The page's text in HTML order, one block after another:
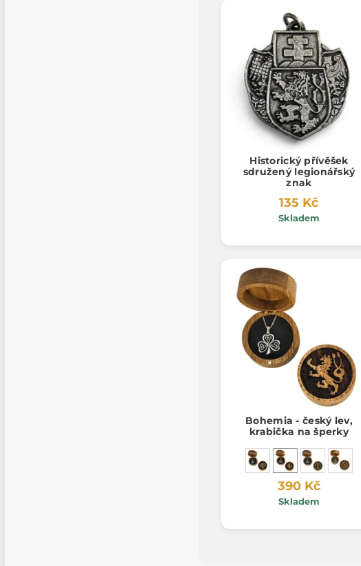
Historický přívěšek
sdružený legionářský
znak
135 Kč
Skladem
Bohemia - český lev,
krabička na šperky
390 Kč
Skladem